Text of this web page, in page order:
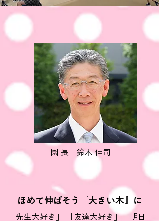
園 長 鈴木 伸司
ほめて伸ばそう『大きい木』に
「先生大好き」 「友達大好き」「明日